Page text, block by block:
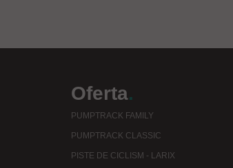
Oferta.
PUMPTRACK FAMILY
PUMPTRACK CLASSIC
PISTE DE CICLISM - LARIX